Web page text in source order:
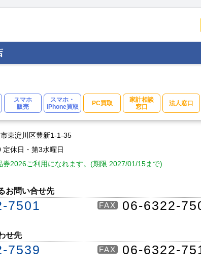
スマホ
販売
スマホ・
iPhone買取
PC買取
家計相談
窓口
法人窓口
東淀川区豊新1-1-35
休日・第3水曜日
券2026ご利用になれます。(期限 2027/01/15まで)
お問い合せ先
7501 FAX 06-6322-
せ先
7539 FAX 06-6322-